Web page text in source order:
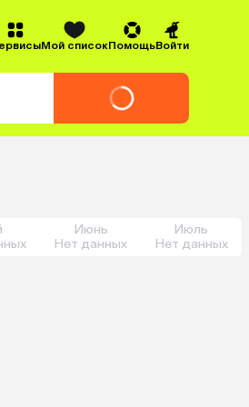
Мой списокПомощьВойти
Июнь
Нет данных
Июль
Нет данных